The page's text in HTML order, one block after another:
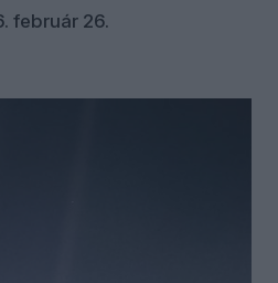
február 26.